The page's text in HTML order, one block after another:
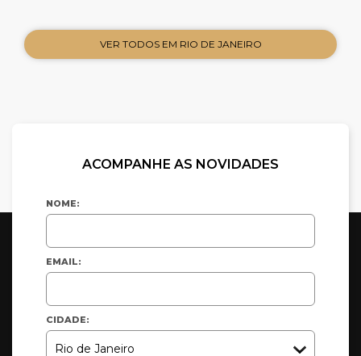
VER TODOS EM RIO DE JANEIRO
ACOMPANHE AS NOVIDADES
NOME:
EMAIL:
CIDADE: